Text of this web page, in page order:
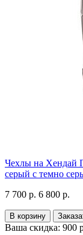
Чехлы на Хендай
серый с темно
7 700 р. 6 800 р.
В корзину
Ваша скидка: 900